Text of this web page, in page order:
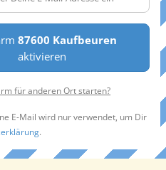
87600 Kaufbeuren
aktivieren
für anderen Ort starten?
E-Mail wird nur verwendet, um Dir
.